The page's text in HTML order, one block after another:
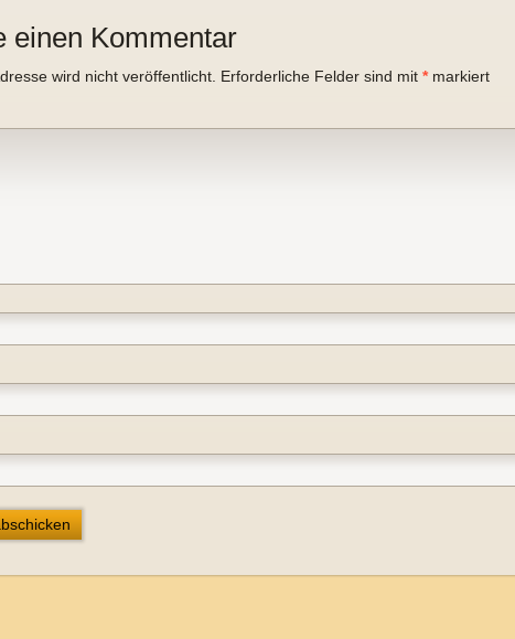
einen Kommentar
wird nicht veröffentlicht. Erforderliche Felder sind mit *markiert